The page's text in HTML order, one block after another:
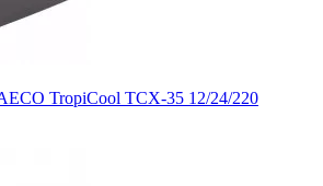
TropiCool TCX-35 12/24/220